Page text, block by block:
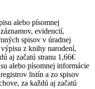
alebo písomnej
evidencií,
spisov v úradnej
z knihy narodení,
aj začatú stranu 1,66€
alebo písomnej informácie
listín a zo spisov
za každú aj začatú